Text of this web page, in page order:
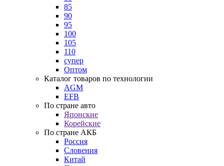
85
90
95
100
105
110
супер
Оптом
Каталог товаров по технологии
AGM
EFB
По стране авто
Японские
Корейские
По стране АКБ
Россия
Словения
Китай